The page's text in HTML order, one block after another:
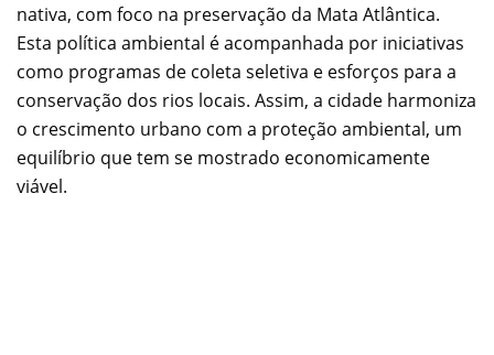
nativa, com foco na preservação da Mata Atlântica.
Esta política ambiental é acompanhada por iniciativas
como programas de coleta seletiva e esforços para a
conservação dos rios locais. Assim, a cidade harmoniza
o crescimento urbano com a proteção ambiental, um
equilíbrio que tem se mostrado economicamente
viável.